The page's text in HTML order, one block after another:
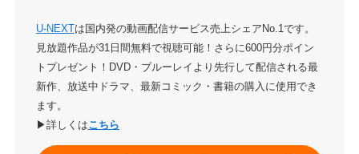
U-NEXTは国内発の動画配信サービス売上シェアNo.1です。
見放題作品が31日間無料で視聴可能！さらに600円分ポイン
トプレゼント！DVD・ブルーレイより先行して配信される最
新作、放送中ドラマ、最新コミック・書籍の購入に使用でき
ます。
▶詳しくはこちら